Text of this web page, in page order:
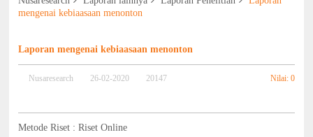
mengenai kebiaasaan menonton
Laporan mengenai kebiaasaan menonton
Nusaresearch 26-02-2020 20147 Nilai: 0
Metode Riset : Riset Online